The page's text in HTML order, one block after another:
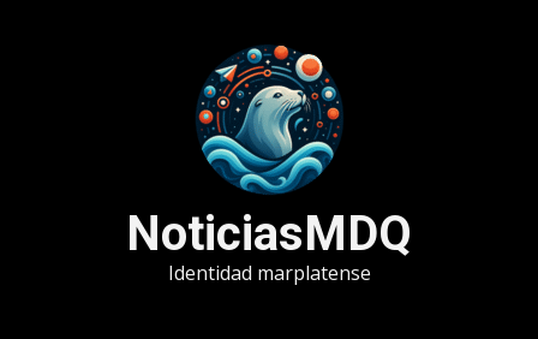
NoticiasMDQ
Identidad marplatense